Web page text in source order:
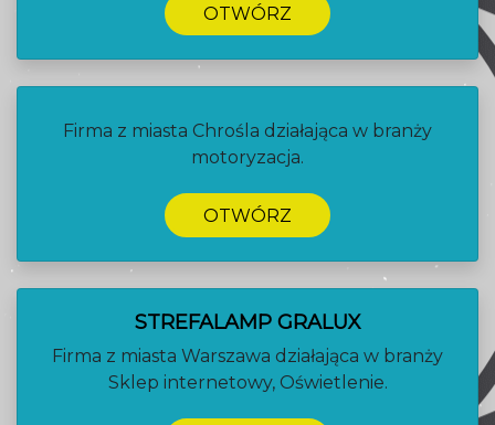
OTWÓRZ
Firma z miasta Chrośla działająca w branży
motoryzacja.
OTWÓRZ
STREFALAMP GRALUX
Firma z miasta Warszawa działająca w branży
Sklep internetowy, Oświetlenie.